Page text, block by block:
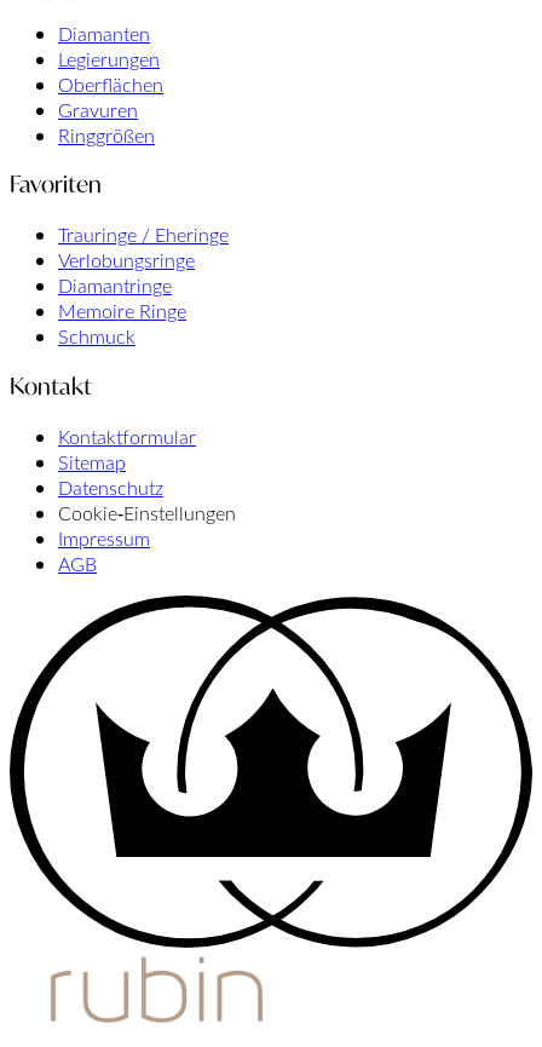
Diamanten
Legierungen
Oberflächen
Gravuren
Ringgrößen
Favoriten
Trauringe / Eheringe
Verlobungsringe
Diamantringe
Memoire Ringe
Schmuck
Kontakt
Kontaktformular
Sitemap
Datenschutz
Cookie‑Einstellungen
Impressum
AGB